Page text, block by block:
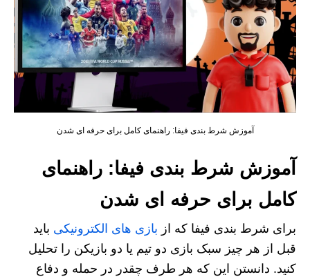
آموزش شرط‌ بندی فیفا: راهنمای کامل برای حرفه‌ ای شدن
آموزش شرط‌ بندی فیفا: راهنمای
کامل برای حرفه‌ ای شدن
برای شرط بندی فیفا که از بازی‌ های الکترونیکی باید
قبل از هر چیز سبک بازی دو تیم یا دو بازیکن را تحلیل
کنید. دانستن این که هر طرف چقدر در حمله و دفاع